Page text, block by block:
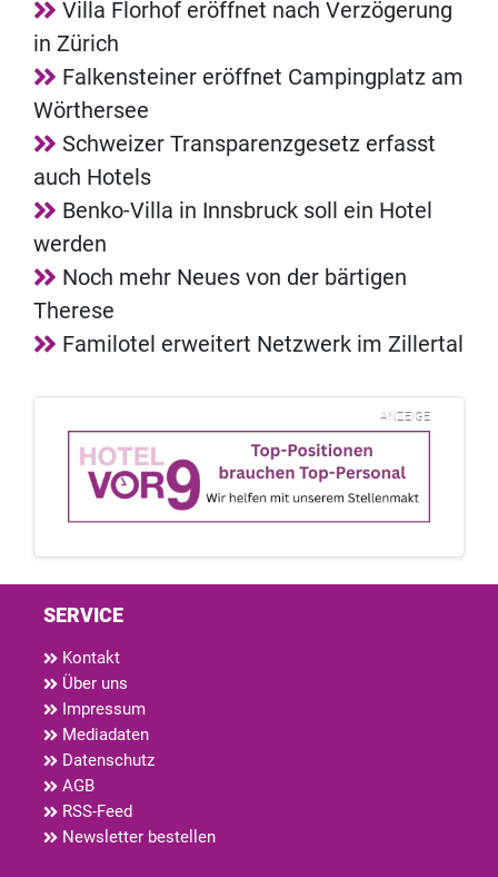
Villa Florhof eröffnet nach Verzögerung
in Zürich
Falkensteiner eröffnet Campingplatz am
Wörthersee
Schweizer Transparenzgesetz erfasst
auch Hotels
Benko-Villa in Innsbruck soll ein Hotel
werden
Noch mehr Neues von der bärtigen
Therese
Familotel erweitert Netzwerk im Zillertal
ANZEIGE
SERVICE
Kontakt
Über uns
Impressum
Mediadaten
Datenschutz
AGB
RSS-Feed
Newsletter bestellen